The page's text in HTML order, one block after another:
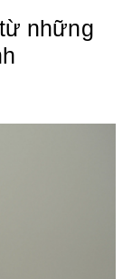
những